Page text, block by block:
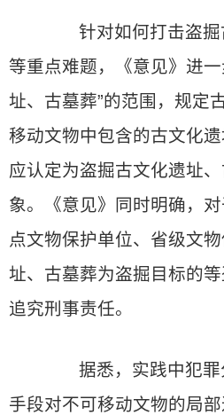
针对如何打击盗掘
等重点难题，《意见》进
址、古墓葬”的范围，规定
移动文物中包含的古文化
应认定为盗掘古文化遗址
象。《意见》同时明确，
点文物保护单位、省级文
址、古墓葬为盗掘目标的
追究刑事责任。
据悉，实践中犯罪
手段对不可移动文物的局